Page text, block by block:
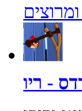
- ריו